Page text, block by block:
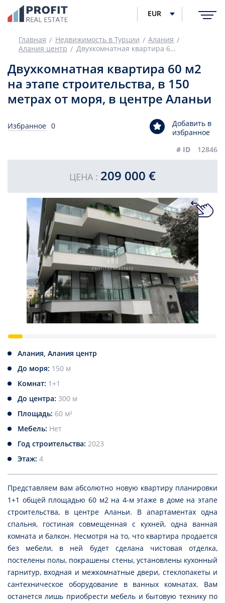
EUR
Главная Недвижимость в Турции
Алания
Алания центр
Двухкомнатная квартира 60 м2 на этапе строительства, в 150 метрах от моря, в центре Аланьи
Двухкомнатная квартира 60 м2
на этапе строительства, в 150
метрах от моря, в центре Аланьи
Избранное 0
Добавить в
избранное
# ID
12846
ЦЕНА : 209 000 €
Алания, Алания центр
До моря: 150 м
Комнат: 1+1
До центра: 300 м
Площадь: 60 м²
Мебель: Нет
Год строительства: 2023
Этаж: 4
Представляем вам абсолютно новую квартиру планировки
1+1 общей площадью 60 м2 на 4-м этаже в доме на этапе
строительства, в центре Аланьи. В апартаментах одна
спальня, гостиная совмещенная с кухней, одна ванная
комната и балкон. Несмотря на то, что квартира продается
без мебели, в ней будет сделана чистовая отделка,
постелены полы, покрашены стены, установлены кухонный
гарнитур, входная и межкомнатные двери, стеклопакеты и
сантехническое оборудование в ванных комнатах. Вам
останется лишь приобрести мебель и бытовую технику по